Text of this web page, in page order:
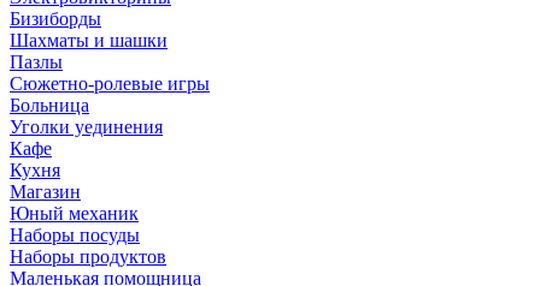
Бизиборды
Шахматы и шашки
Пазлы
Сюжетно-ролевые игры
Больница
Уголки уединения
Кафе
Кухня
Магазин
Юный механик
Наборы посуды
Наборы продуктов
Маленькая помощница